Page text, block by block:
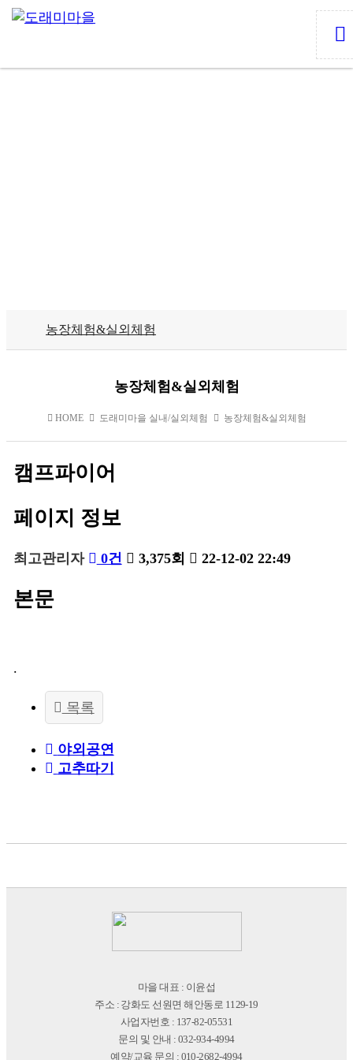
농장체험&실외체험
농장체험&실외체험
HOME 도래미마을 실내/실외체험 농장체험&실외체험
캠프파이어
페이지 정보
최고관리자 0건 3,375회 22-12-02 22:49
본문
.
목록
야외공연
고추따기
마을 대표 : 이윤섭
주소 : 강화도 선원면 해안동로 1129-19
사업자번호 : 137-82-05531
문의 및 안내 : 032-934-4994
예약/교육 문의 : 010-2682-4994